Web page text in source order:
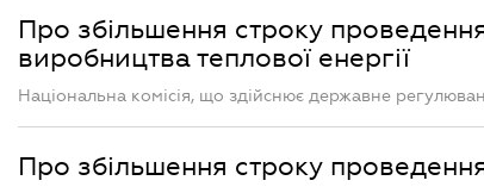
Про збільшення строку
виробництва теплової енергії
Національна комісія, що здійснює державне
Про збільшення строку